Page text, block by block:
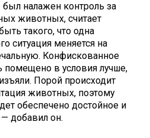
налажен контроль за
животных, считает
такого, что одна
ситуация меняется на
Конфискованное
в условия лучше,
Порой происходит
животных, поэтому
обеспечено достойное и
добавил он.